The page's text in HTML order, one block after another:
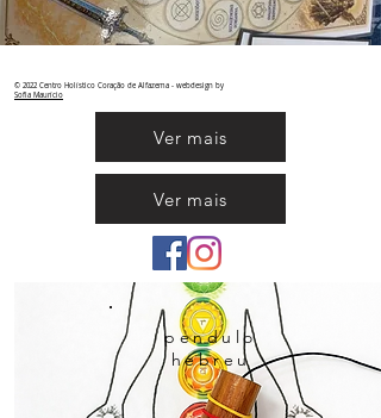
© 2022 Centro Holístico Coração de Alfazema - webdesign by
Sofia Maurício
Ver mais
Ver mais
pendulo
hebreu